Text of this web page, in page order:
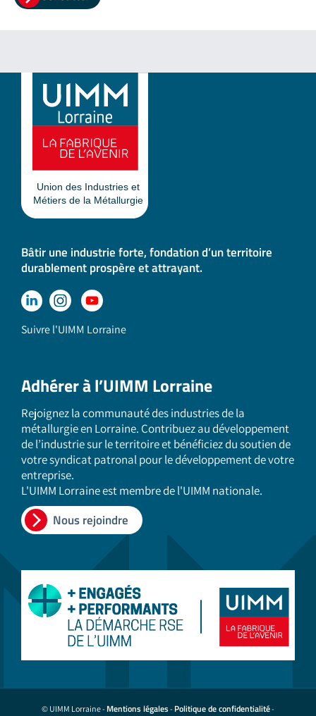
Bâtir une industrie forte, fondation d’un territoire
durablement prospère et attrayant.
Suivre l'UIMM Lorraine
Adhérer à l’UIMM Lorraine
Rejoignez la communauté des industries de la
métallurgie en Lorraine. Contribuez au développement
de l’industrie sur le territoire et bénéficiez du soutien de
votre syndicat patronal pour le développement de votre
entreprise.
L'UIMM Lorraine est membre de l'UIMM nationale.
Nous rejoindre
© UIMM Lorraine - Mentions légales- Politique de confidentialité-